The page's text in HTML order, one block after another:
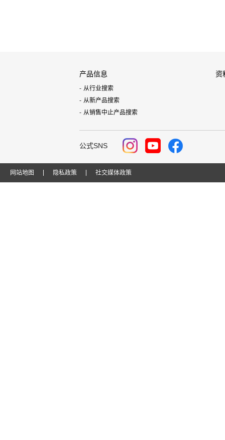
产品信息
从行业搜索
从新产品搜索
从销售中止产品搜索
资
公式SNS
网站地图 隐私政策 社交媒体政策